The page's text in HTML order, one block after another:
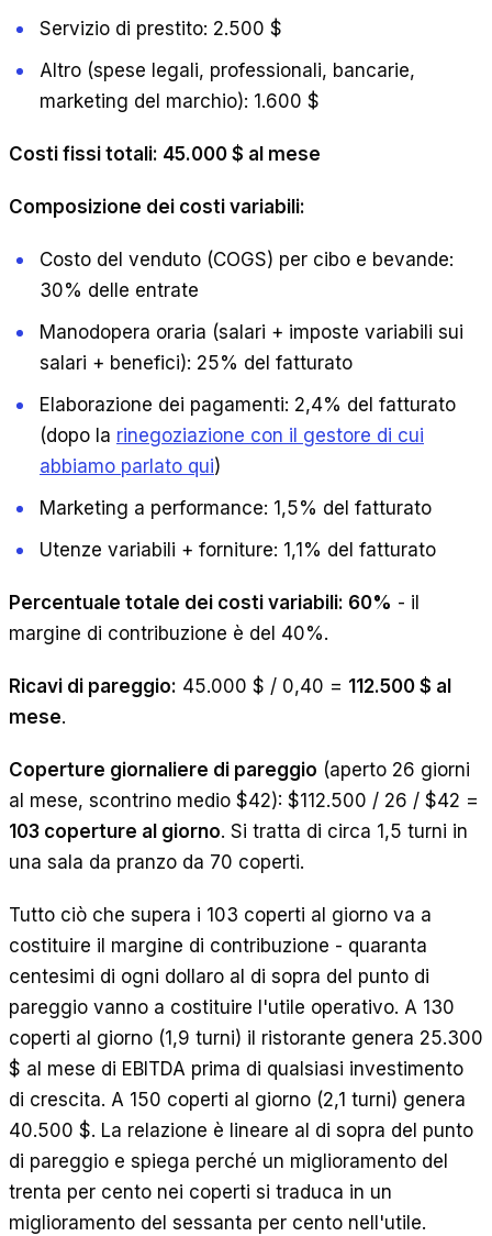
Servizio di prestito: 2.500 $
Altro (spese legali, professionali, bancarie,
marketing del marchio): 1.600 $
Costi fissi totali: 45.000 $ al mese
Composizione dei costi variabili:
Costo del venduto (COGS) per cibo e bevande:
30% delle entrate
Manodopera oraria (salari + imposte variabili sui
salari + benefici): 25% del fatturato
Elaborazione dei pagamenti: 2,4% del fatturato
(dopo la rinegoziazione con il gestore di cui
abbiamo parlato qui)
Marketing a performance: 1,5% del fatturato
Utenze variabili + forniture: 1,1% del fatturato
Percentuale totale dei costi variabili: 60% - il
margine di contribuzione è del 40%.
Ricavi di pareggio: 45.000 $ / 0,40 = 112.500 $ al
mese.
Coperture giornaliere di pareggio (aperto 26 giorni
al mese, scontrino medio $42): $112.500 / 26 / $42 =
103 coperture al giorno. Si tratta di circa 1,5 turni in
una sala da pranzo da 70 coperti.
Tutto ciò che supera i 103 coperti al giorno va a
costituire il margine di contribuzione - quaranta
centesimi di ogni dollaro al di sopra del punto di
pareggio vanno a costituire l'utile operativo. A 130
coperti al giorno (1,9 turni) il ristorante genera 25.300
$ al mese di EBITDA prima di qualsiasi investimento
di crescita. A 150 coperti al giorno (2,1 turni) genera
40.500 $. La relazione è lineare al di sopra del punto
di pareggio e spiega perché un miglioramento del
trenta per cento nei coperti si traduca in un
miglioramento del sessanta per cento nell'utile.